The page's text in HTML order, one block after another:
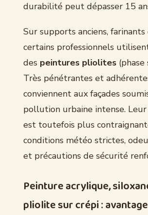
durabilité peut dépasser 15
Sur supports anciens,
certains professionnels
des peintures pliolites
Très pénétrantes et
conviennent aux façades
pollution urbaine intense.
est toutefois plus
conditions météo strictes,
et précautions de sécurité
Peinture acrylique,
pliolite sur crépi :